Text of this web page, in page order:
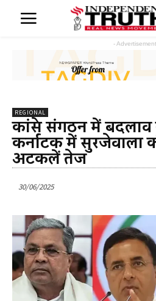
-
REGIONAL
कांग्रेस संगठन में
कर्नाटक में सुरजेवाला
अटकलें तेज
30/06/2025